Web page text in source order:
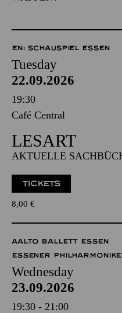
EN: SCHAUSPIEL ESSEN
Tuesday
22.09.2026
19:30
Café Central
LESART
AKTUELLE
TICKETS
8,00 €
AALTO BALLETT ESSEN
ESSENER
Wednesday
23.09.2026
19:30 - 21:00